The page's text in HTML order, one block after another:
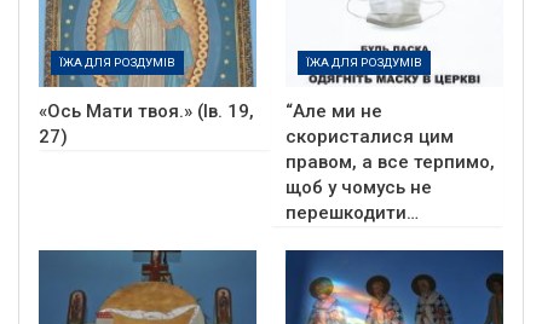
ЇЖА ДЛЯ РОЗДУМІВ
«Ось Мати твоя.» (Ів. 19,
27)
ЇЖА ДЛЯ РОЗДУМІВ
“Але ми не
скористалися цим
правом, а все терпимо,
щоб у чомусь не
перешкодити…